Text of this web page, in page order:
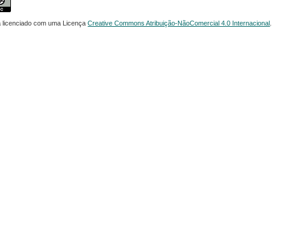
licenciado com uma LicençaCreative Commons Atribuição-NãoComercial 4.0 Internacional